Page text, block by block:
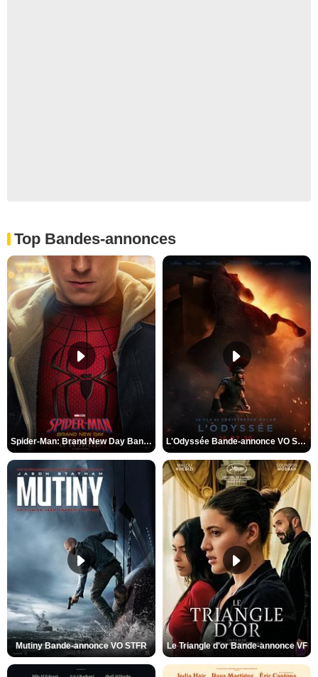
Top Bandes-annonces
Spider-Man: Brand New Day Bande-annonce VO STFR L'Odyssée Bande-annonce VO STFR
Mutiny Bande-annonce VO STFR Le Triangle d'or Bande-annonce VF